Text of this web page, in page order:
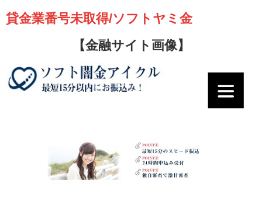
貸金業番号未取得/ソフトヤミ金
【金融サイト画像】